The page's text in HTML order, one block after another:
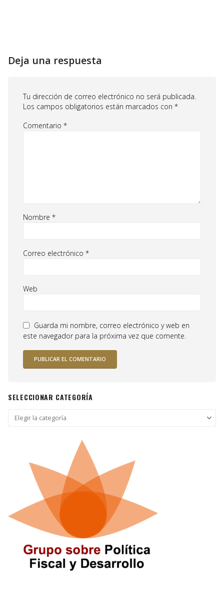
Deja una respuesta
Tu dirección de correo electrónico no será publicada.
Los campos obligatorios están marcados con *
Comentario *
Nombre *
Correo electrónico *
Web
Guarda mi nombre, correo electrónico y web en
este navegador para la próxima vez que comente.
SELECCIONAR CATEGORÍA
Seleccionar
categoría